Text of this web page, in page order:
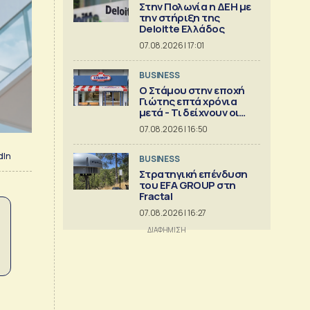
Στην Πολωνία η ΔΕΗ με
την στήριξη της
Deloitte Ελλάδος
07.08.2026 | 17:01
BUSINESS
Ο Στάμου στην εποχή
Γιώτης επτά χρόνια
μετά - Τι δείχνουν οι
αριθμοί
07.08.2026 | 16:50
BUSINESS
Στρατηγική επένδυση
του EFA GROUP στη
Fractal
07.08.2026 | 16:27